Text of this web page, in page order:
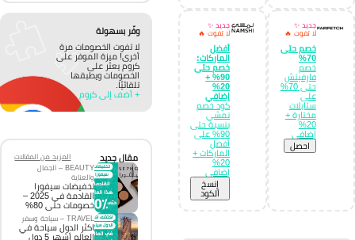
جديد ✨
لا تفوت 🔥
خصم حتى
70%
خصم
فارفيتش
حتى 70%
على
ستايلات
مختارة +
20%
إضافي
احصل
جديد ✨
لا تفوت 🔥
أفضل
الماركات:
خصم حتى
90% +
20%
إضافي
كود خصم
نمشي
بنسبة حتى
90% على
أفضل
الماركات +
20%
إضافي
إِنسخ
الكود
وفّر بسهولة
لا تفوت الخصومات مرة
أخرى! ميزة الموفر على
كروم يعثر على
الخصومات ويطبقها
تلقائيًا.
+ أضف إلى كروم
مقال جديد
المزيد من المقالات
BEAUTY – الجمال
والعناية
تخفيضات سيفورا
القادمة في 2025 –
خصومات حتى 80%
TRAVEL – سياحة وسفر
اكثر الدول سياحة في
العالم أشهر 5 دول